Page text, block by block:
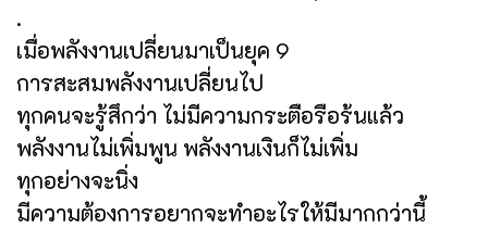
.
เมื่อพลังงานเปลี่ยนมาเป็นยุค 9
การสะสมพลังงานเปลี่ยนไป
ทุกคนจะรู้สึกว่า ไม่มีความกระตือรือร้นแล้ว
พลังงานไม่เพิ่มพูน พลังงานเงินก็ไม่เพิ่ม
ทุกอย่างจะนิ่ง
มีความต้องการอยากจะทำอะไรให้มีมากกว่านี้